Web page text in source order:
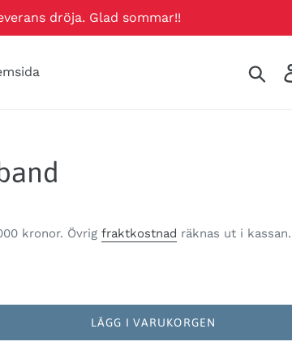
dröja. Glad sommar!!
Sök
kronor. Övrig fraktkostnad räknas ut i kassan.
LÄGG I VARUKORGEN